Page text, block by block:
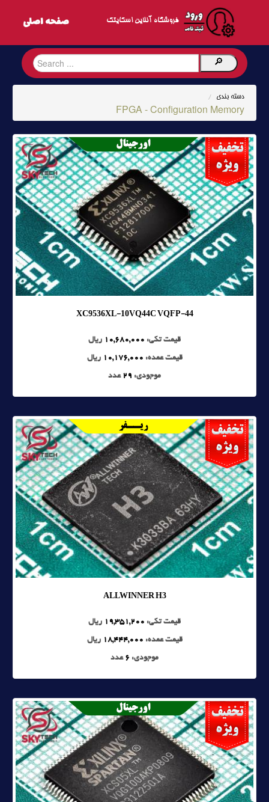
فروشگاه آنلاین اسکایتک
دسته بندی /
FPGA - Configuration Memory
XC9536XL-10VQ44C VQFP-44
قیمت تکی: 10,680,000 ریال
قیمت عمده: 10,176,000 ریال
موجودی: 29 عدد
ALLWINNER H3
قیمت تکی: 19,351,200 ریال
قیمت عمده: 18,444,000 ریال
موجودی: 6 عدد